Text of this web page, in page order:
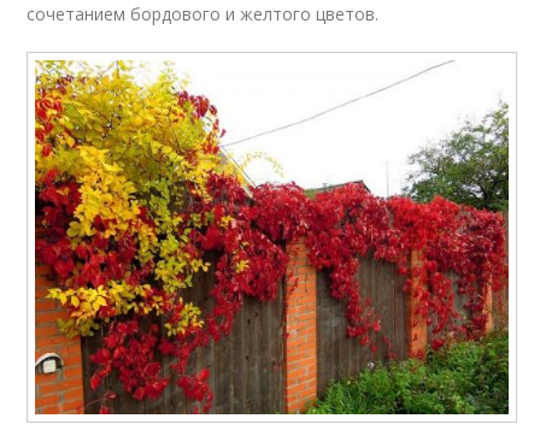
сочетанием бордового и желтого цветов.